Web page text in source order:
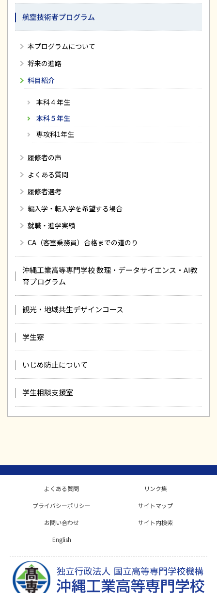
航空技術者プログラム
本プログラムについて
将来の進路
科目紹介
本科４年生
本科５年生
専攻科1年生
履修者の声
よくある質問
履修者選考
編入学・転入学を希望する場合
就職・進学実績
CA（客室乗務員）合格までの道のり
沖縄工業高等専門学校 数理・データサイエンス・AI教
育プログラム
観光・地域共生デザインコース
学生寮
いじめ防止について
学生相談支援室
よくある質問 リンク集
プライバシーポリシー サイトマップ
お問い合わせ サイト内検索
English